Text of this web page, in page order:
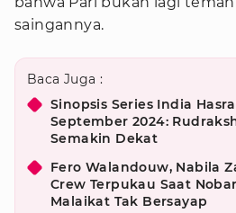
saingannya.
Baca Juga :
Sinopsis Series India
September 2024:
Semakin Dekat
Fero Walandouw, Nabila
Crew Terpukau Saat
Malaikat Tak Bersayap